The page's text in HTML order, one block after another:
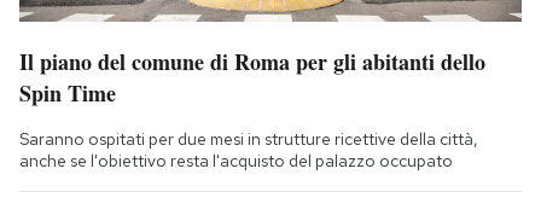
Il piano del comune di Roma per gli abitanti dello
Spin Time
Saranno ospitati per due mesi in strutture ricettive della città,
anche se l'obiettivo resta l'acquisto del palazzo occupato